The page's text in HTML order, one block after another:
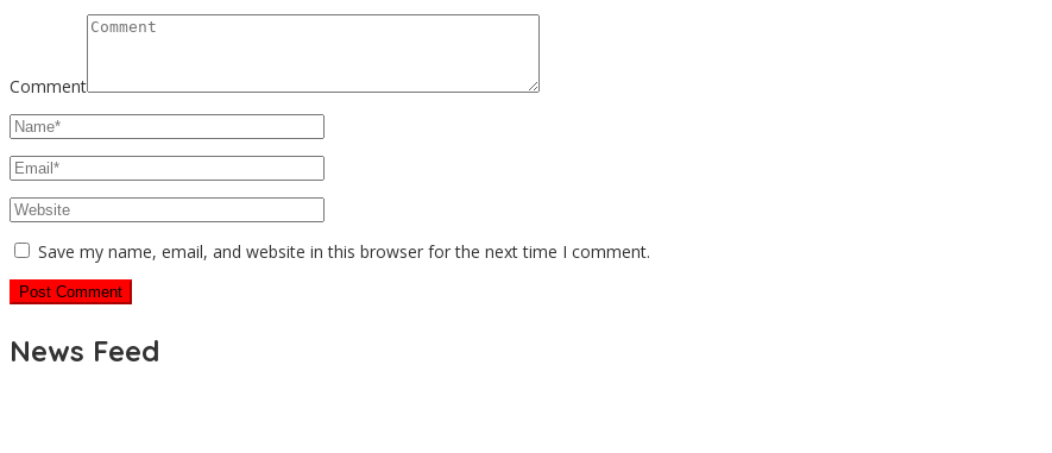
Comment
Save my name, email, and website in this browser for the next time I comment.
News Feed